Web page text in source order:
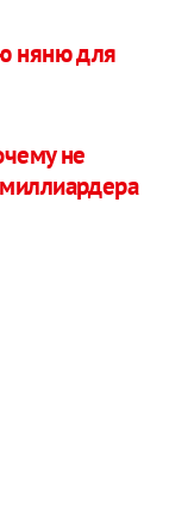
няню для
не